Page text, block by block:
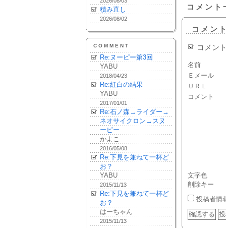
積み直し
2026/08/02
COMMENT
Re:ヌーピー第3回
YABU
2018/04/23
Re:紅白の結果
YABU
2017/01/01
Re:石ノ森→ライダー→
ネオサイクロン→スヌ
ーピー
かよこ
2016/05/08
Re:下見を兼ねて一杯ど
お？
YABU
2015/11/13
Re:下見を兼ねて一杯ど
お？
はーちゃん
2015/11/13
コメント
コメン
コメン
名前
Ｅメール
ＵＲＬ
コメント
文字色
削除キー
投稿者情